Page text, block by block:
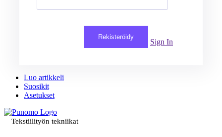
Rekisteröidy
Sign In
Luo artikkeli
Suosikit
Asetukset
Tekstiilityön tekniikat